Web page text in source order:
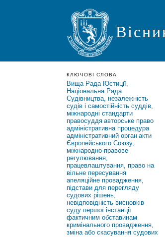
КЛЮЧОВІ СЛОВА
Вища Рада Юстиції,
Національна Рада
Судівництва, незалежність
судів і самостійність суддів,
міжнародні стандарти
правосуддя авторське право
адміністративна процедура
адміністративний орган акти
Європейського Союзу,
міжнародно-правове
регулювання,
працевлаштування, право на
вільне пересування
апеляційне провадження,
підстави для перегляду
судових рішень,
невідповідність висновків
суду першої інстанції
фактичним обставинам
кримінального провадження,
зміна або скасування судових